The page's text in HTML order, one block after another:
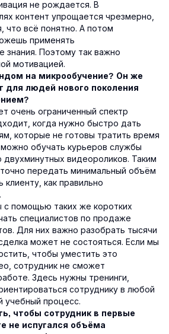
не рождается. В
контент упрощается чрезмерно,
что всё понятно. А потом
применять
знания. Поэтому так важно
мотивацией.
на микрообучение? Он же
для людей нового поколения
очень ограниченный спектр
когда нужно быстро дать
которые не готовы тратить время
обучать курьеров службы
видеороликов. Таким
передать минимальный объём
клиенту, как правильно
с помощью таких же коротких
специалистов по продаже
Для них важно разобрать тысячи
может не состояться. Если мы
чтобы уместить это
сотрудник не сможет
Здесь нужны тренинги,
сотруднику в любой
учебный процесс.
чтобы сотрудник в первые
не испугался объёма